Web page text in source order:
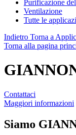
Purificazione
Ventilazione
Tutte le
Indietro Torna a
Torna alla pagina
Contattaci
Maggiori informazioni
Siamo